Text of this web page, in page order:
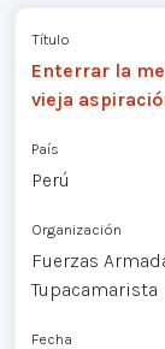
Título
Enterrar la
vieja
País
Perú
Organización
Fuerzas
Tupacamarista
Fecha